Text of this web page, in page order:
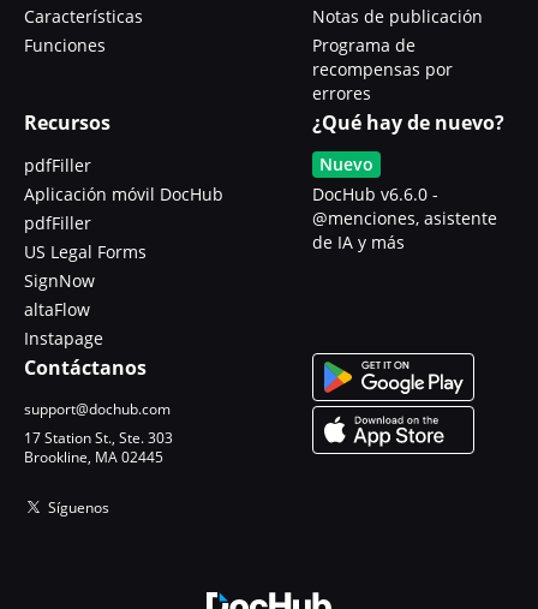
Características
Funciones
Notas de publicación
Programa de
recompensas por
errores
Recursos
pdfFiller
Aplicación móvil DocHub
pdfFiller
US Legal Forms
SignNow
altaFlow
Instapage
¿Qué hay de nuevo?
Nuevo
DocHub v6.6.0 -
@menciones, asistente
de IA y más
Contáctanos
support@dochub.com
17 Station St., Ste. 303
Brookline, MA 02445
Síguenos